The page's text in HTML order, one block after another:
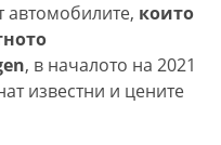
които
, в началото на 2021
известни и цените